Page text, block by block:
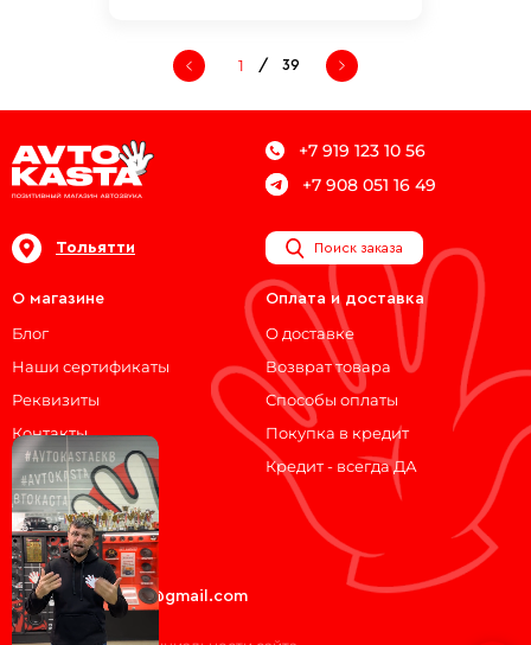
/ 39
+7 919 123 10 56
+7 908 051 16 49
Тольятти Поиск заказа
О магазине
Блог
Наши сертификаты
Реквизиты
Контакты
Оплата и доставка
О доставке
Возврат товара
Способы оплаты
Покупка в кредит
Кредит - всегда ДА
Мы на связи!
ВКонтакте
Telegram
avtokasta74@gmail.com